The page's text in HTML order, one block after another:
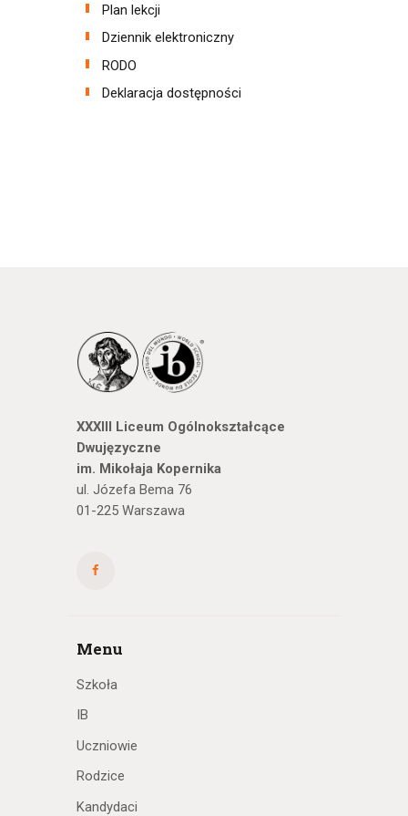
Plan lekcji
Dziennik elektroniczny
RODO
Deklaracja dostępności
XXXIII Liceum Ogólnokształcące
Dwujęzyczne
im. Mikołaja Kopernika
ul. Józefa Bema 76
01-225 Warszawa
Menu
Szkoła
IB
Uczniowie
Rodzice
Kandydaci